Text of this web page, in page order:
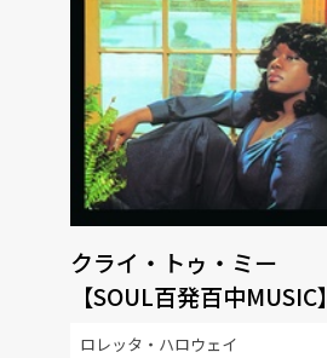
クライ・トゥ・ミー
【SOUL百発百中MUSIC】
ロレッタ・ハロウェイ